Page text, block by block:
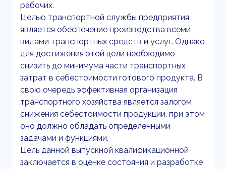
рабочих.
Целью транспортной службы предприятия
является обеспечение производства всеми
видами транспортных средств и услуг. Однако
для достижения этой цели необходимо
снизить до минимума части транспортных
затрат в себестоимости готового продукта. В
свою очередь эффективная организация
транспортного хозяйства является залогом
снижения себестоимости продукции, при этом
оно должно обладать определенными
задачами и функциями.
Цель данной выпускной квалификационной
заключается в оценке состояния и разработке